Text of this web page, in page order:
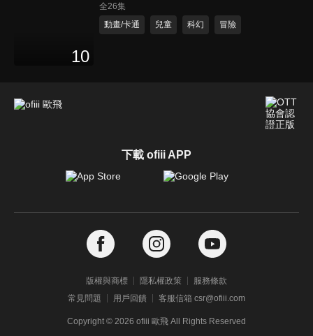
10
全26集
動畫/卡通
兒童 科幻 冒險
下載 ofiii APP
版權與商標 隱私權政策
服務條款
常見問題
用戶回饋 客服信箱 csr@ofiii.com
Copyright © 2026 ofiii 歐飛 All Rights Reserved